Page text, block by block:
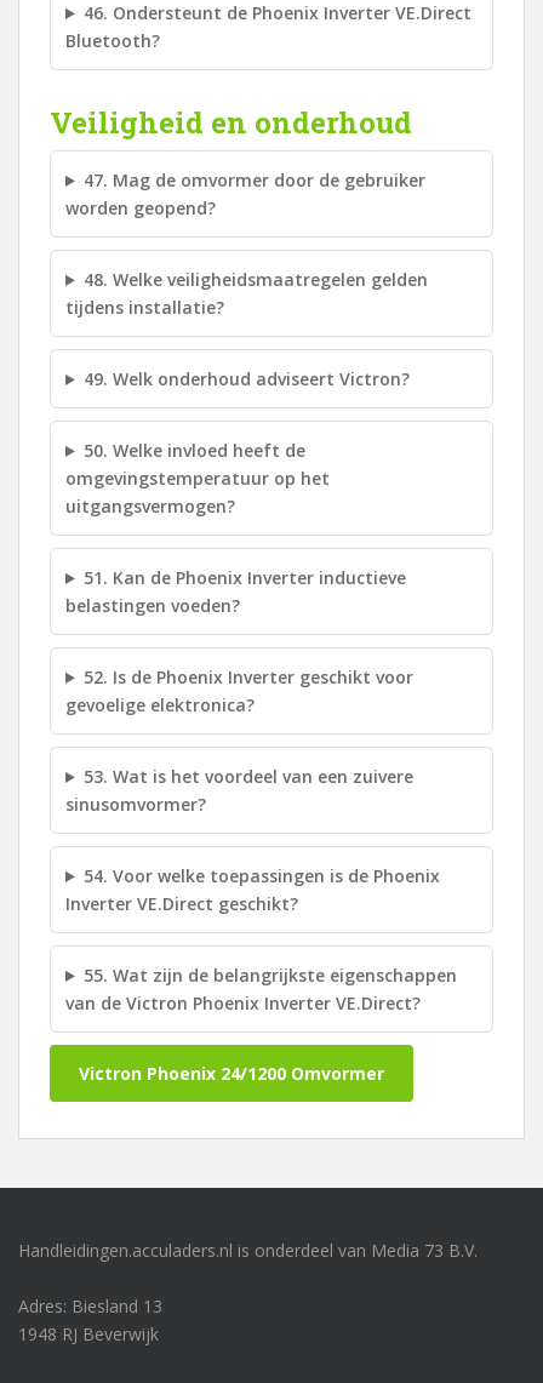
46. Ondersteunt de Phoenix Inverter VE.Direct
Bluetooth?
Veiligheid en onderhoud
47. Mag de omvormer door de gebruiker
worden geopend?
48. Welke veiligheidsmaatregelen gelden
tijdens installatie?
49. Welk onderhoud adviseert Victron?
50. Welke invloed heeft de
omgevingstemperatuur op het
uitgangsvermogen?
51. Kan de Phoenix Inverter inductieve
belastingen voeden?
52. Is de Phoenix Inverter geschikt voor
gevoelige elektronica?
53. Wat is het voordeel van een zuivere
sinusomvormer?
54. Voor welke toepassingen is de Phoenix
Inverter VE.Direct geschikt?
55. Wat zijn de belangrijkste eigenschappen
van de Victron Phoenix Inverter VE.Direct?
Victron Phoenix 24/1200 Omvormer
Handleidingen.acculaders.nl is onderdeel van Media 73 B.V.
Adres: Biesland 13
1948 RJ Beverwijk